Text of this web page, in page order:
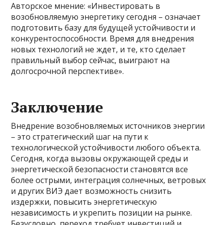
Авторское мнение: «Инвестировать в
возобновляемую энергетику сегодня – означает
подготовить базу для будущей устойчивости и
конкурентоспособности. Время для внедрения
новых технологий не ждет, и те, кто сделает
правильный выбор сейчас, выиграют на
долгосрочной перспективе».
Заключение
Внедрение возобновляемых источников энергии
– это стратегический шаг на пути к
технологической устойчивости любого объекта.
Сегодня, когда вызовы окружающей среды и
энергетической безопасности становятся все
более острыми, интеграция солнечных, ветровых
и других ВИЭ дает возможность снизить
издержки, повысить энергетическую
независимость и укрепить позиции на рынке.